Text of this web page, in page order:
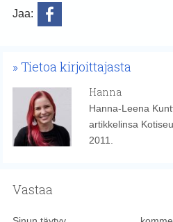
Jaa:
Tietoa kirjoittajasta
Hanna
Hanna-Leena
artikkelinsa
2011.
Vastaa